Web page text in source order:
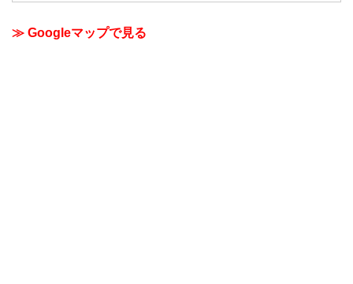
≫ Googleマップで見る